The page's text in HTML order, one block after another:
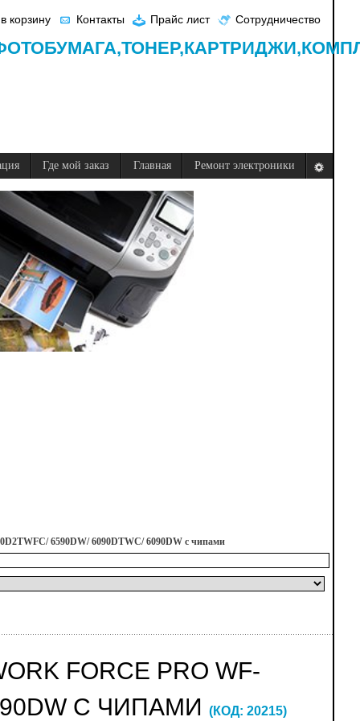
корзину Контакты Прайс лист Сотрудничество
ТОНЕР,КАРТРИДЖИ,
Где мой заказ Главная Ремонт электроники
6590DW/ 6090DTWC/ 6090DW с чипами
FORCE PRO WF-
С ЧИПАМИ (КОД: 20215)